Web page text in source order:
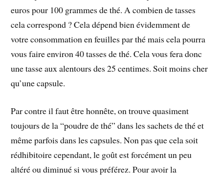
euros pour 100 grammes de thé. A combien de tasses
cela correspond ? Cela dépend bien évidemment de
votre consommation en feuilles par thé mais cela pourra
vous faire environ 40 tasses de thé. Cela vous fera donc
une tasse aux alentours des 25 centimes. Soit moins cher
qu’une capsule.
Par contre il faut être honnête, on trouve quasiment
toujours de la “poudre de thé” dans les sachets de thé et
même parfois dans les capsules. Non pas que cela soit
rédhibitoire cependant, le goût est forcément un peu
altéré ou diminué si vous préférez. Pour avoir la